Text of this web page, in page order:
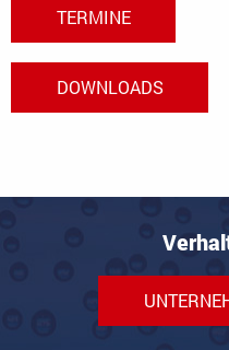
TERMINE
DOWNLOADS